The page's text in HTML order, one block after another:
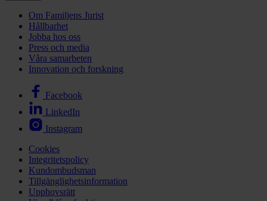
Om Familjens Jurist
Hållbarhet
Jobba hos oss
Press och media
Våra samarbeten
Innovation och forskning
Facebook
LinkedIn
Instagram
Cookies
Integritetspolicy
Kundombudsman
Tillgänglighetsinformation
Upphovsrätt